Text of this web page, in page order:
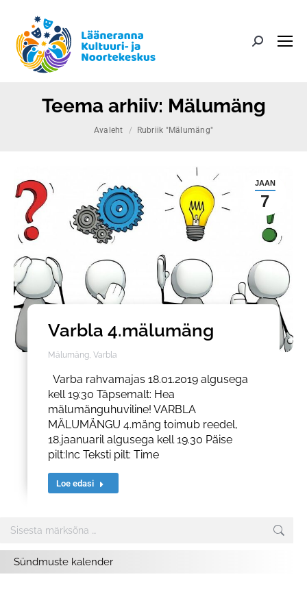
Search:
Teema arhiiv: Mälumäng
You are here:
Avaleht Rubriik "Mälumäng"
JAAN
7
Varbla 4.mälumäng
Mälumäng ,Varbla
Varba rahvamajas 18.01.2019 algusega
kell 19:30 Täpsemalt: Hea
mälumänguhuviline! VARBLA
MÄLUMÄNGU 4.mäng toimub reedel,
18.jaanuaril algusega kell 19.30 Päise
pilt:Inc Teksti pilt: Time
Loe edasi
Search:
Sündmuste kalender